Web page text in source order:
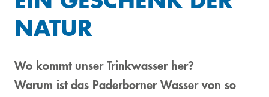
NATUR
Wo kommt unser Trinkwasser her?
Warum ist das Paderborner Wasser von so